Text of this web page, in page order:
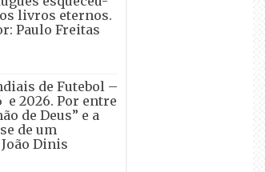
livros eternos.
Paulo Freitas
de Futebol –
e 2026. Por entre
de Deus” e a
de um
Dinis